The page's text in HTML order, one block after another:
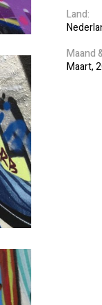
Land
Maand
Maart